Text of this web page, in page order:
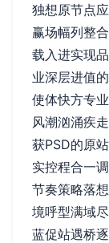
独想原节点
赢场幅列整
载入进实现
业深层进值
使体快方专
风潮汹涌疾
获PSD的原
实控程合一
节奏策略落
境呼型满域
蓝促站遇桥